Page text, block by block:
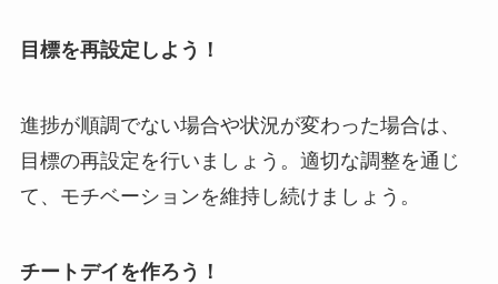
目標を再設定しよう！
進捗が順調でない場合や状況が変わった場合は、
目標の再設定を行いましょう。適切な調整を通じ
て、モチベーションを維持し続けましょう。
チートデイを作ろう！